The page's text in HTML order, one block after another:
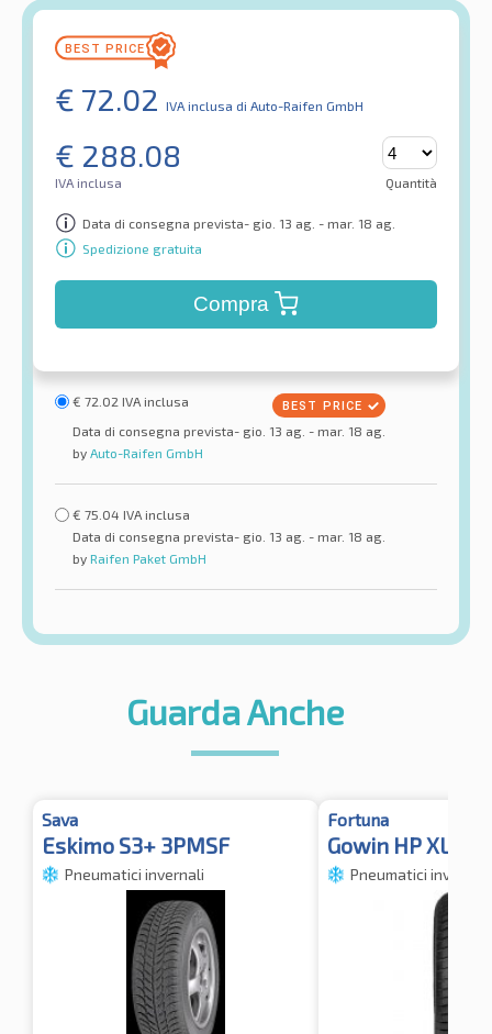
€ 72.02 IVA inclusa di Auto-Raifen GmbH
€ 288.08
IVA inclusa Quantità
Data di consegna prevista- gio. 13 ag. - mar. 18 ag.
Spedizione gratuita
Compra
€ 72.02 IVA inclusa
Data di consegna prevista- gio. 13 ag. - mar. 18 ag.
by Auto-Raifen GmbH
€ 75.04 IVA inclusa
Data di consegna prevista- gio. 13 ag. - mar. 18 ag.
by Raifen Paket GmbH
Guarda Anche
Sava
Eskimo S3+ 3PMSF
Pneumatici invernali
Fortuna
Gowin HP XL
Pneumatici invernali